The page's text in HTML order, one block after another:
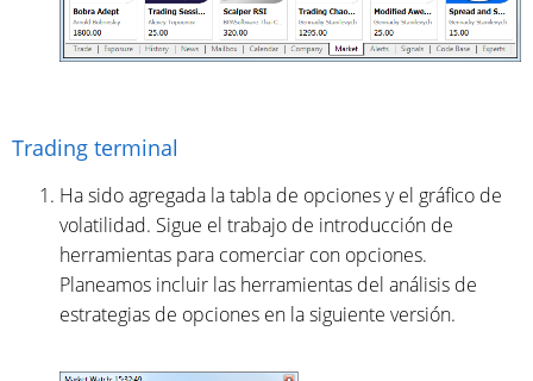
Trading terminal
Ha sido agregada la tabla de opciones y el gráfico de
volatilidad. Sigue el trabajo de introducción de
herramientas para comerciar con opciones.
Planeamos incluir las herramientas del análisis de
estrategias de opciones en la siguiente versión.